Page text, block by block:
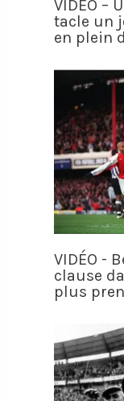
VIDÉO –
tacle un
en plein
VIDÉO -
clause
plus